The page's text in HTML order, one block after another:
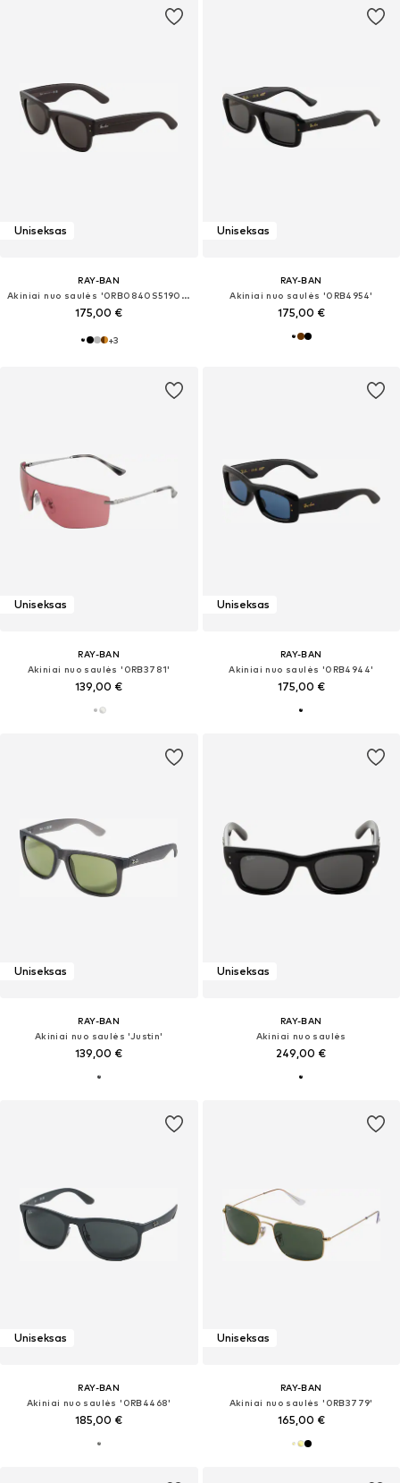
Uniseksas
RAY-BAN
Akiniai nuo saulės '0RB0840S51901/31'
175,00 €
+3
Uniseksas
RAY-BAN
Akiniai nuo saulės '0RB4954'
175,00 €
Uniseksas
RAY-BAN
Akiniai nuo saulės '0RB3781'
139,00 €
Uniseksas
RAY-BAN
Akiniai nuo saulės '0RB4944'
175,00 €
Uniseksas
RAY-BAN
Akiniai nuo saulės 'Justin'
139,00 €
Uniseksas
RAY-BAN
Akiniai nuo saulės
249,00 €
Uniseksas
RAY-BAN
Akiniai nuo saulės '0RB4468'
185,00 €
Uniseksas
RAY-BAN
Akiniai nuo saulės '0RB3779'
165,00 €